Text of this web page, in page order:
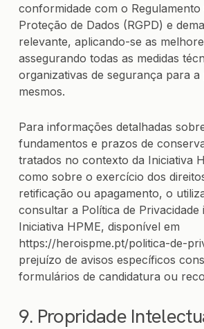
conformidade com o Regulamento
Proteção de Dados (RGPD) e
relevante, aplicando-se as
assegurando todas as medidas
organizativas de segurança para
mesmos.
Para informações detalhadas
fundamentos e prazos de
tratados no contexto da Iniciativa
como sobre o exercício dos
retificação ou apagamento, o
consultar a Política de Privacidade
Iniciativa HPME, disponível em
https://heroispme.pt/politica-de-
prejuízo de avisos específicos
formulários de candidatura ou
9. Propridade